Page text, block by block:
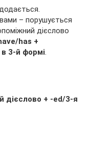
– порушується
дієслово
has +
3-й формі.
дієслово + -ed/3-я